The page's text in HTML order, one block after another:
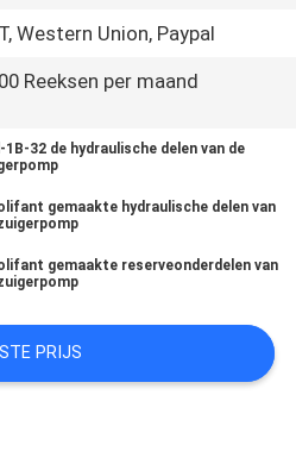
Western Union, Paypal
Reeksen per maand
1B-32 de hydraulische delen van de
gemaakte hydraulische delen van
gemaakte reserveonderdelen van
PRIJS